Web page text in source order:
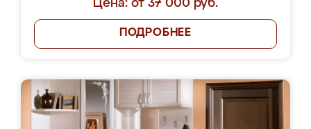
Цена: от 37 000 руб.
ПОДРОБНЕЕ